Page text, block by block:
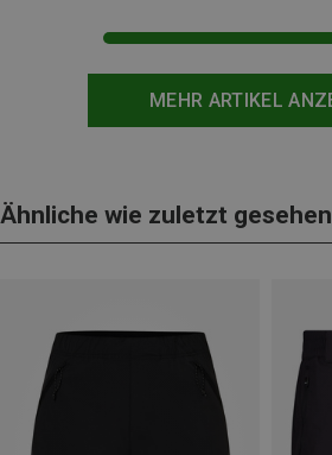
MEHR ARTIKEL
Ähnliche wie zuletzt gesehen